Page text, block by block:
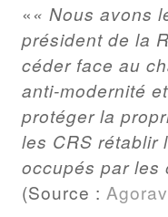
« Nous avons
président de la
céder face au
anti-modernité
protéger la
les CRS rétablir
occupés par les
(Source :